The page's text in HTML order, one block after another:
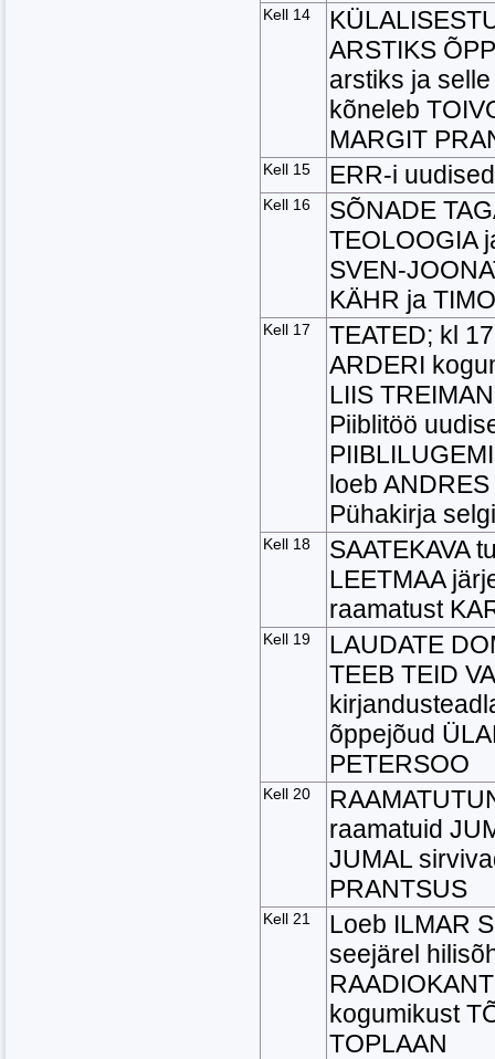
Kell 14
ARSTIKS
arstiks ja
kõneleb
MARGIT
Kell 15 ERR-i
Kell 16
SÕNADE
TEOLOOGIA
SVEN-
KÄHR ja
Kell 17
TEATED; kl
ARDERI
LIIS
Piiblitöö
loeb
Pühakirja
Kell 18
SAATEKAVA
LEETMAA
raamatust
Kell 19
LAUDATE
TEEB TEID
õppejõud
PETERSOO
Kell 20
raamatuid
JUMAL
PRANTSUS
Kell 21
Loeb ILMAR
seejärel
kogumikust
TOPLAAN